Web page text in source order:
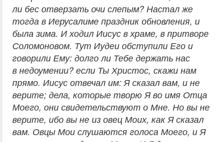
ли бес отверзать очи слепым? Настал же
тогда в Иерусалиме праздник обновления, и
была зима. И ходил Иисус в храме, в притворе
Соломоновом. Тут Иудеи обступили Его и
говорили Ему: долго ли Тебе держать нас
в недоумении? если Ты Христос, скажи нам
прямо. Иисус отвечал им: Я сказал вам, и не
верите; дела, которые творю Я во имя Отца
Моего, они свидетельствуют о Мне. Но вы не
верите, ибо вы не из овец Моих, как Я сказал
вам. Овцы Мои слушаются голоса Моего, и Я